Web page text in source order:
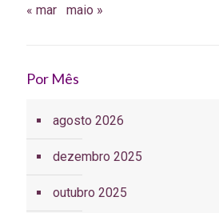
« mar maio »
Por Mês
agosto 2026
dezembro 2025
outubro 2025